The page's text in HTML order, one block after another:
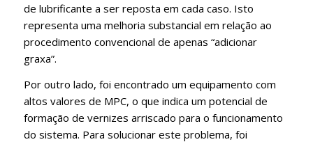
de lubrificante a ser reposta em cada caso. Isto
representa uma melhoria substancial em relação ao
procedimento convencional de apenas “adicionar
graxa”.
Por outro lado, foi encontrado um equipamento com
altos valores de MPC, o que indica um potencial de
formação de vernizes arriscado para o funcionamento
do sistema. Para solucionar este problema, foi